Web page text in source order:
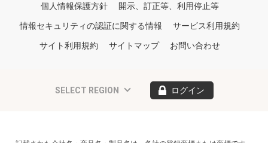
個人情報保護方針 開示、訂正等、利用停止等
情報セキュリティの認証に関する情報 サービス利用規約
サイト利用規約 サイトマップ お問い合わせ
SELECT REGION ログイン